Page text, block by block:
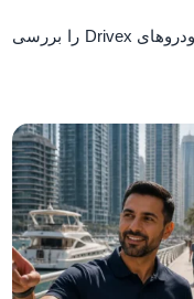
برای قیمت‌های به‌روز، صفحه لیست خودروهای Drivex را بررسی